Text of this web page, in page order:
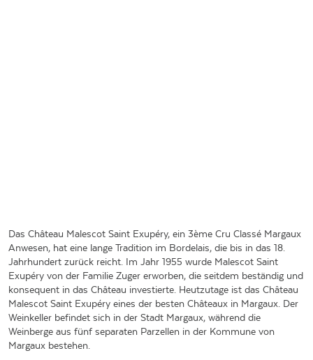
Das Château Malescot Saint Exupéry, ein 3ème Cru Classé Margaux
Anwesen, hat eine lange Tradition im Bordelais, die bis in das 18.
Jahrhundert zurück reicht. Im Jahr 1955 wurde Malescot Saint
Exupéry von der Familie Zuger erworben, die seitdem beständig und
konsequent in das Château investierte. Heutzutage ist das Château
Malescot Saint Exupéry eines der besten Châteaux in Margaux. Der
Weinkeller befindet sich in der Stadt Margaux, während die
Weinberge aus fünf separaten Parzellen in der Kommune von
Margaux bestehen.